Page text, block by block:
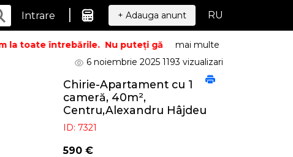
Intrare | + Adauga anunt RU
la toate întrebările. Nu puteți găsi ceea ce căutați? Sunați –
mai multe
6 noiembrie 2025 1193 vizualizari
Chirie-Apartament cu 1
cameră, 40m²,
Centru,Alexandru Hâjdeu
ID: 7321
590 €